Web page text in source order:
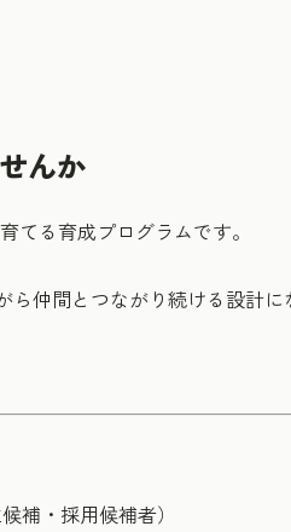
んか
てる育成プログラムです。
仲間とつながり続ける設計に
補・採用候補者）